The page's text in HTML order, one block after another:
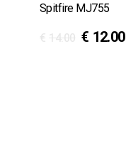
Spitfire MJ755
€ 14.00 € 12.00